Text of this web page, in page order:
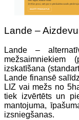
Lande –
Lande –
mežsaimniekiem
izskatīšana
Lande finansē
LIZ vai mežs no
tiek izvērtēts un
mantojuma,
izsniegšanas.